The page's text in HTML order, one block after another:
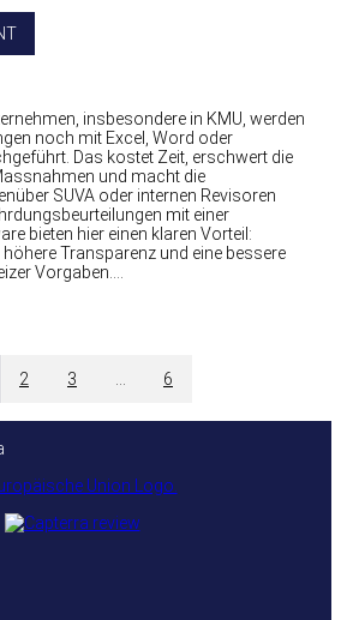
insbesondere in KMU, werden
noch mit Excel, Word oder
Das kostet Zeit, erschwert die
und macht die
SUVA oder internen Revisoren
mit einer
bieten hier einen klaren Vorteil:
Transparenz und eine bessere
Vorgaben.…
2 3 6